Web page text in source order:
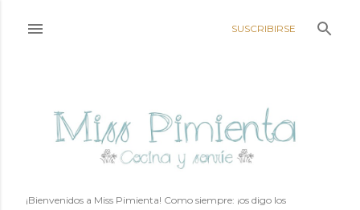
SUSCRIBIRSE
¡Bienvenidos a Miss Pimienta! Como siempre: ¡os digo los